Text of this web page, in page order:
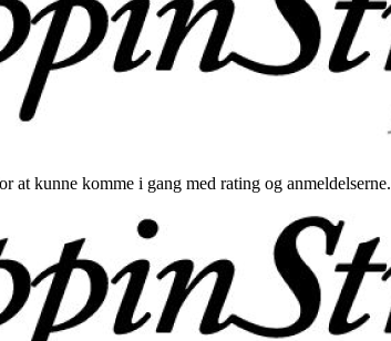
at kunne komme i gang med rating og anmeldelserne.